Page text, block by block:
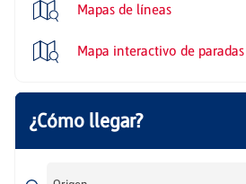
Mapas de líneas
Mapa interactivo de paradas